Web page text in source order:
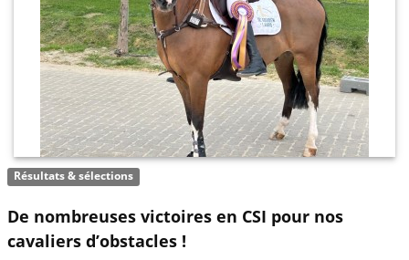
Résultats & sélections
De nombreuses victoires en CSI pour nos
cavaliers d’obstacles !